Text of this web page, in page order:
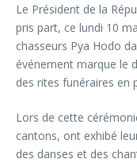
Le Président de la
pris part, ce lundi 10
chasseurs Pya Hodo
événement marque le
des rites funéraires en
Lors de cette
cantons, ont exhibé
des danses et des